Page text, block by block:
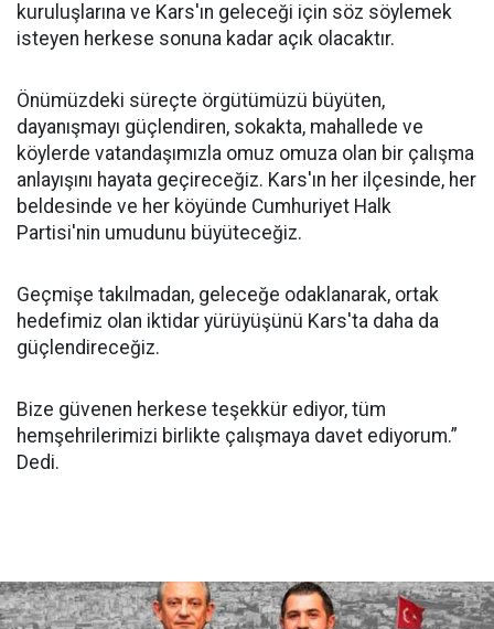
kuruluşlarına ve Kars'ın geleceği için söz söylemek
isteyen herkese sonuna kadar açık olacaktır.
Önümüzdeki süreçte örgütümüzü büyüten,
dayanışmayı güçlendiren, sokakta, mahallede ve
köylerde vatandaşımızla omuz omuza olan bir çalışma
anlayışını hayata geçireceğiz. Kars'ın her ilçesinde, her
beldesinde ve her köyünde Cumhuriyet Halk
Partisi'nin umudunu büyüteceğiz.
Geçmişe takılmadan, geleceğe odaklanarak, ortak
hedefimiz olan iktidar yürüyüşünü Kars'ta daha da
güçlendireceğiz.
Bize güvenen herkese teşekkür ediyor, tüm
hemşehrilerimizi birlikte çalışmaya davet ediyorum.”
Dedi.